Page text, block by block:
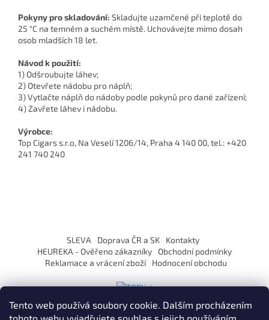
Tento web používá soubory cookie. Dalším procházením
Pokyny pro skladování: Skladujte uzamčené při teplotě do
25 °C na temném a suchém místě. Uchovávejte mimo dosah
osob mladších 18 let.
Návod k použití:
1) Odšroubujte láhev;
2) Otevřete nádobu pro náplň;
3) Vytlačte náplň do nádoby podle pokynů pro dané zařízení;
4) Zavřete láhev i nádobu.
Výrobce:
Top Cigars s.r.o, Na Veselí 1206/14, Praha 4 140 00, tel.: +420
241 740 240
í
SLEVA Doprava ČR a SK
Kontakty
HEUREKA - Ověřeno zákazníky
Obchodní podmínky
Reklamace a vrácení zboží
Hodnocení obchodu